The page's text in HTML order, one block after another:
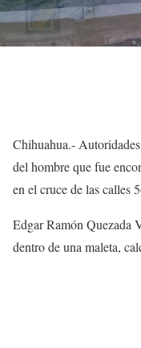
Chihuahua.-
del hombre que fue
en el cruce de las calles
Edgar Ramón Quezada
dentro de una maleta,